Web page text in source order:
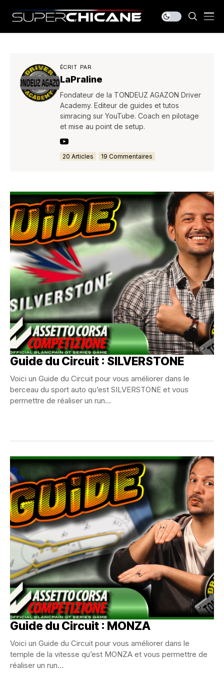
ÉCRIT PAR
LaPraline
Fondateur de la TONDEUZ AGAZON Driver
Academy. Editeur de guides et tutos
simracing sur YouTube. Coach en pilotage
et mise au point de setup.
20 Articles 19 Commentaires
Guide du Circuit : SILVERSTONE
Voici un Guide du Circuit pour vous améliorer dans le
berceau du sport auto qu’est SILVERSTONE et vous
permettre de réaliser un run...
Guide du Circuit : MONZA
Voici un Guide du Circuit pour vous améliorer dans le
temple de la vitesse qu’est MONZA et vous permettre de
réaliser un run...